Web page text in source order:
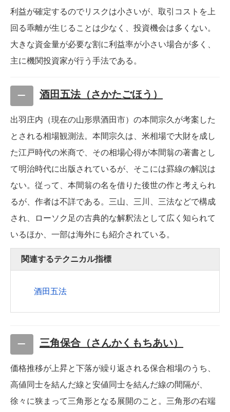
利益が確定するのでリスクは小さいが、取引コストを上
回る乖離が生じることは少なく、投資機会は多くない。
大きな資金量が必要な割に利益率が小さい場合が多く、
主に機関投資家が行う手法である。
酒田五法（さかたごほう）
出羽庄内（現在の山形県酒田市）の本間宗久が考案した
とされる相場観測法。本間宗久は、米相場で大財を成し
た江戸時代の米商で、その相場心得が本間翁の著書とし
て明治時代に出版されているが、そこには罫線の解説は
ない。従って、本間翁の名を借りた後世の作と考えられ
るが、作者は不詳である。三山、三川、三法などで構成
され、ローソク足の古典的な解釈法として広く知られて
いるほか、一部は海外にも紹介されている。
関連するテクニカル指標
酒田五法
三角保合（さんかくもちあい）
価格推移が上昇と下落が繰り返される保合相場のうち、
高値同士を結んだ線と安値同士を結んだ線の間隔が、
徐々に狭まって三角形となる展開のこと。三角形の右端